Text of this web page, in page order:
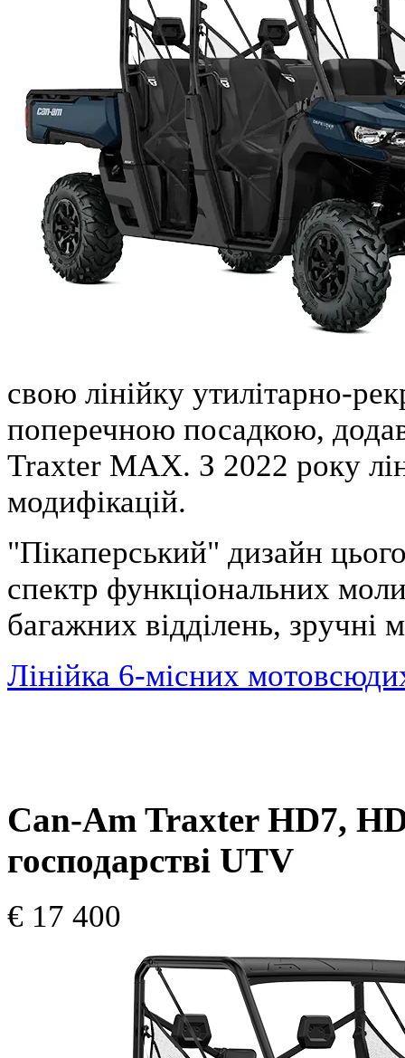
свою лінійку утилітарно-
поперечною посадкою,
Traxter MAX. З 2022 року
модифікацій.
"Пікаперський" дизайн
спектр функціональних
багажних відділень, зручні
Лінійка 6-місних
Can-Am Traxter HD7,
господарстві UTV
€ 17 400